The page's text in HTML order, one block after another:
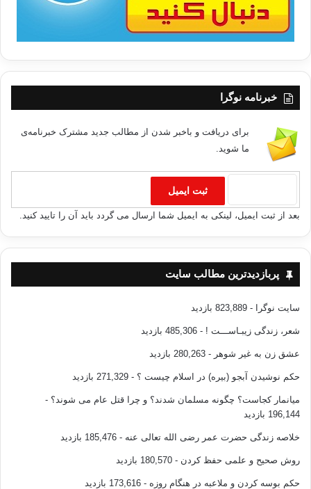
خبرنامه نوگرا
برای دریافت و باخبر شدن از مطالب جدید مشترک خبرنامه‌ی
ما شوید.
بعد از ثبت ایمیل، لینکی به ایمیل شما ارسال می گردد باید آن را تایید کنید.
پربازدیدترین مطالب سایت
سایت نوگرا - 823,889 بازدید
شعر، زندگی زیبـاســـت ! - 485,306 بازدید
عشق زن به غیر شوهر - 280,263 بازدید
حکم نوشیدن آبجو (بیره) در اسلام چیست ؟ - 271,329 بازدید
میانمار کجاست؟ چگونه مسلمان شدند؟ و چرا قتل عام می شوند؟ -
196,144 بازدید
خلاصه زندگی حضرت عمر رضی الله تعالی عنه - 185,476 بازدید
روش صحیح و علمی حفظ کردن - 180,570 بازدید
حکم بوسه کردن و ملاعبه در هنگام روزه - 173,616 بازدید